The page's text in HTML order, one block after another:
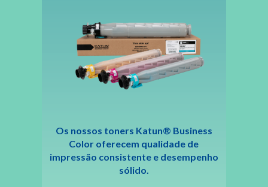
Os nossos toners Katun® Business
Color oferecem qualidade de
impressão consistente e desempenho
sólido.